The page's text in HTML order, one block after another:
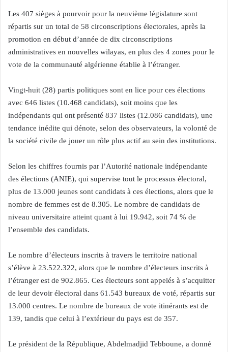
Les 407 sièges à pourvoir pour la neuvième législature sont
répartis sur un total de 58 circonscriptions électorales, après la
promotion en début d’année de dix circonscriptions
administratives en nouvelles wilayas, en plus des 4 zones pour le
vote de la communauté algérienne établie à l’étranger.
Vingt-huit (28) partis politiques sont en lice pour ces élections
avec 646 listes (10.468 candidats), soit moins que les
indépendants qui ont présenté 837 listes (12.086 candidats), une
tendance inédite qui dénote, selon des observateurs, la volonté de
la société civile de jouer un rôle plus actif au sein des institutions.
Selon les chiffres fournis par l’Autorité nationale indépendante
des élections (ANIE), qui supervise tout le processus électoral,
plus de 13.000 jeunes sont candidats à ces élections, alors que le
nombre de femmes est de 8.305. Le nombre de candidats de
niveau universitaire atteint quant à lui 19.942, soit 74 % de
l’ensemble des candidats.
Le nombre d’électeurs inscrits à travers le territoire national
s’élève à 23.522.322, alors que le nombre d’électeurs inscrits à
l’étranger est de 902.865. Ces électeurs sont appelés à s’acquitter
de leur devoir électoral dans 61.543 bureaux de voté, répartis sur
13.000 centres. Le nombre de bureaux de vote itinérants est de
139, tandis que celui à l’extérieur du pays est de 357.
Le président de la République, Abdelmadjid Tebboune, a donné